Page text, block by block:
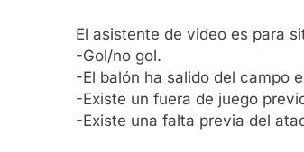
El asistente de video es para
-Gol/no gol​.
-El balón ha salido del campo
-Existe un fuera de juego
-Existe una falta previa del